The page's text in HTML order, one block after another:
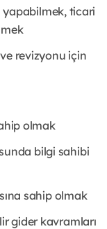
yapabilmek, ticari
revizyonu için
olmak
bilgi sahibi
sahip olmak
gider kavramları